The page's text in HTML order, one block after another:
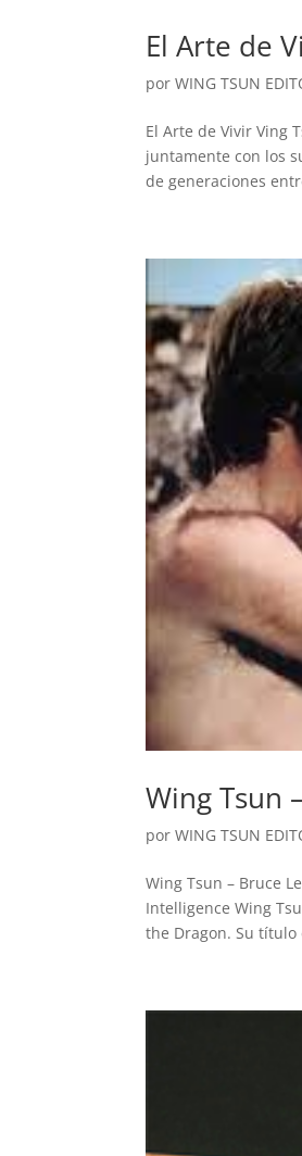
El Arte de
porWING TSUN
El Arte de Vivir Ving
juntamente con los
de generaciones
Wing Tsun
porWING TSUN
Wing Tsun – Bruce
Intelligence Wing
the Dragon. Su título